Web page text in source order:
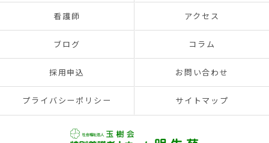
看護師 アクセス
ブログ コラム
採用申込 お問い合わせ
プライバシーポリシー サイトマップ